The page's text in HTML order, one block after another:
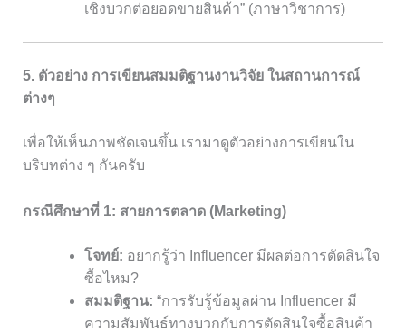
เชิงบวกต่อยอดขายสินค้า” (ภาษาวิชาการ)
5. ตัวอย่าง การเขียนสมมติฐานงานวิจัยในสถานการณ์
ต่างๆ
เพื่อให้เห็นภาพชัดเจนขึ้น เรามาดูตัวอย่างการเขียนใน
บริบทต่าง ๆ กันครับ
กรณีศึกษาที่ 1: สายการตลาด (Marketing)
โจทย์: อยากรู้ว่า Influencer มีผลต่อการตัดสินใจ
ซื้อไหม?
สมมติฐาน: “การรับรู้ข้อมูลผ่าน Influencer มี
ความสัมพันธ์ทางบวกกับการตัดสินใจซื้อสินค้า